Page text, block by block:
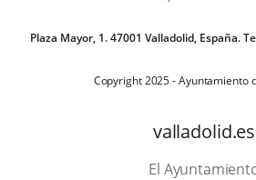
Plaza Mayor, 1. 47001 Valladolid, España.
Copyright 2025 - Ayuntamiento
valladolid.es
El